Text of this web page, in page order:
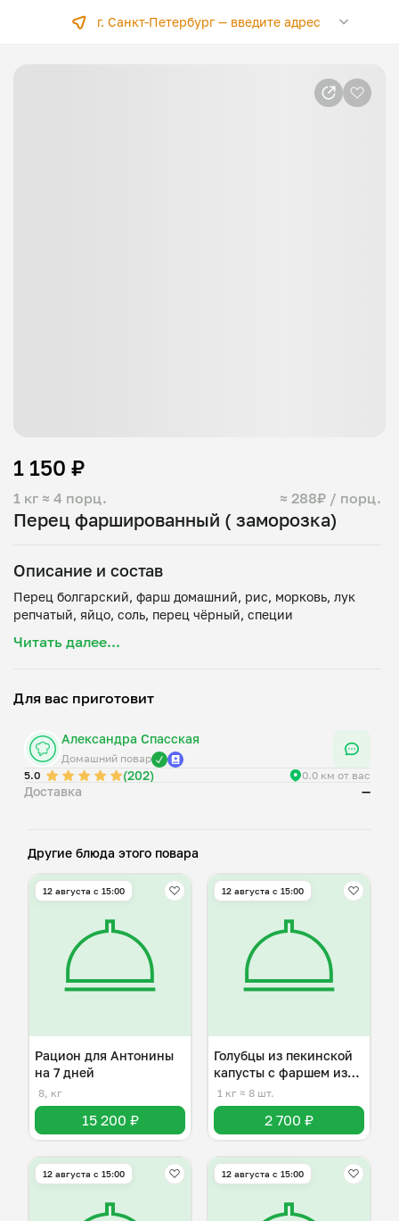
г. Санкт-Петербург —введите адрес
Перец фаршированный ( заморозка)
1 кг ≈ 4 порц. ≈ 288₽ / порц.
1 150 ₽
Описание и состав
Перец болгарский, фарш домашний, рис, морковь, лук
Читать далее...
Для вас приготовит
Александра Спасская
Домашний повар
5.0
(202) 0.0 км от вас
Доставка —
Другие блюда этого повара
12 августа с 15:00
Рацион для Антонины
на 7 дней
8, кг
15 200 ₽
12 августа с 15:00
Голубцы из пекинской
капусты с фаршем из
индейки
1 кг ≈ 8 шт.
2 700 ₽
12 августа с 15:00 12 августа с 15:00